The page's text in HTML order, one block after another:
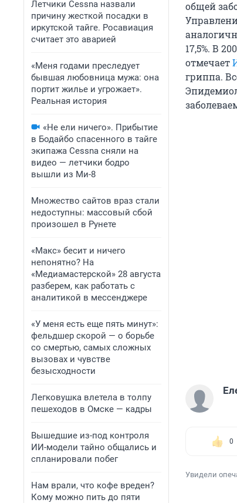
Летчики Cessna назвали
причину жесткой посадки в
иркутской тайге. Росавиация
считает это аварией
«Меня годами преследует
бывшая любовница мужа: она
портит жилье и угрожает».
Реальная история
«Не ели ничего». Прибытие
в Бодайбо спасенного в тайге
экипажа Cessna сняли на
видео — летчики бодро
вышли из Ми-8
Множество сайтов враз стали
недоступны: массовый сбой
произошел в Рунете
«Макс» бесит и ничего
непонятно? На
«Медиамастерской» 28 августа
разберем, как работать с
аналитикой в мессенджере
«У меня есть еще пять минут»:
фельдшер скорой — о борьбе
со смертью, самых сложных
вызовах и чувстве
безысходности
Легковушка влетела в толпу
пешеходов в Омске — кадры
Вышедшие из-под контроля
ИИ-модели тайно общались и
спланировали побег
Нам врали, что кофе вреден?
Кому можно пить до пяти
общей
17,5%. В
отмечает
гриппа.
0
Увидели